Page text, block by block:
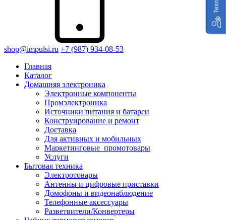
shop@impulsi.ru +7 (987) 934-08-53
Главная
Каталог
Домашняя электроника
Электронные компоненты
Промэлектроника
Источники питания и батареи
Конструирование и ремонт
Доставка
Для активных и мобильных
Маркетинговые_промотовары
Услуги
Бытовая техника
Электротовары
Антенны и цифровые приставки
Домофоны и видеонаблюдение
Телефонные аксессуары
Разветвители/Конвертеры